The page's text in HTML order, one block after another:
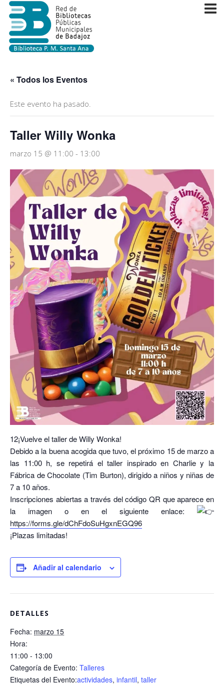
« Todos los Eventos
Este evento ha pasado.
Taller Willy Wonka
marzo 15 @ 11:00 - 13:00
12¡Vuelve el taller de Willy Wonka!
Debido a la buena acogida que tuvo, el próximo 15 de marzo a
las 11:00 h, se repetirá el taller inspirado en Charlie y la
Fábrica de Chocolate (Tim Burton), dirigido a niños y niñas de
7 a 10 años.
Inscripciones abiertas a través del código QR que aparece en
la imagen o en el siguiente enlace:
https://forms.gle/dChFdoSuHgxnEGQ96
¡Plazas limitadas!
Añadir al calendario
DETALLES
Fecha: marzo 15
Hora:
11:00 - 13:00
Categoría de Evento: Talleres
Etiquetas del Evento:actividades, infantil, taller